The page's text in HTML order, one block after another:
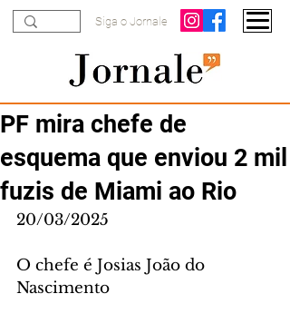
Siga o Jornale
PF mira chefe de
esquema que enviou 2 mil
fuzis de Miami ao Rio
20/03/2025
O chefe é Josias João do
Nascimento